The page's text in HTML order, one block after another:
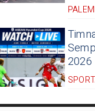
2026